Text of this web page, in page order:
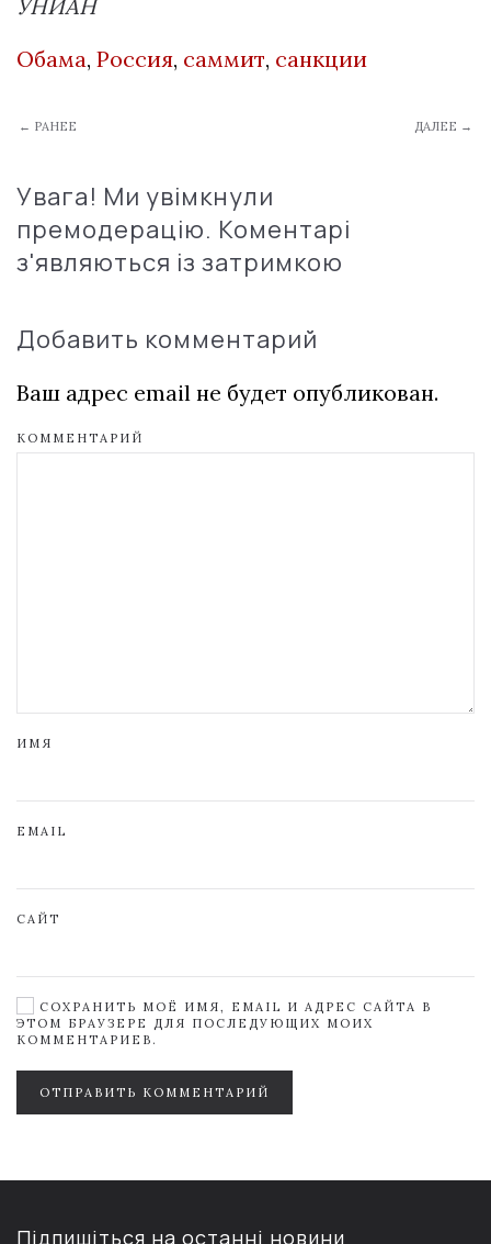
УНИАН
Обама, Россия, саммит, санкции
← РАНЕЕ ДАЛЕЕ →
Увага! Ми увімкнули
премодерацію. Коментарі
з'являються із затримкою
Добавить комментарий
Ваш адрес email не будет опубликован.
КОММЕНТАРИЙ
ИМЯ
EMAIL
САЙТ
СОХРАНИТЬ МОЁ ИМЯ, EMAIL И АДРЕС САЙТА В
ЭТОМ БРАУЗЕРЕ ДЛЯ ПОСЛЕДУЮЩИХ МОИХ
КОММЕНТАРИЕВ.
ОТПРАВИТЬ КОММЕНТАРИЙ
Підпишіться на останні новини